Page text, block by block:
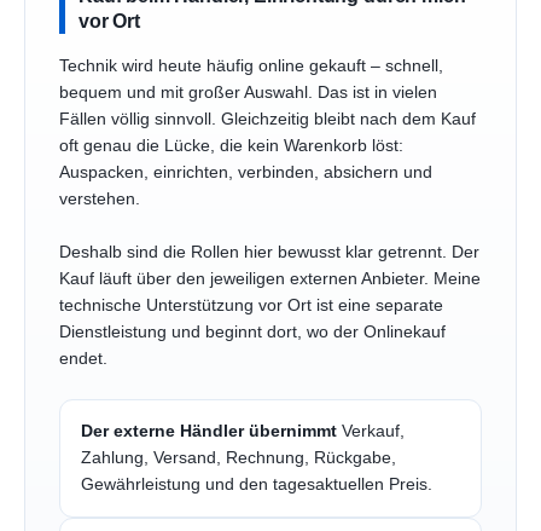
vor Ort
Technik wird heute häufig online gekauft – schnell,
bequem und mit großer Auswahl. Das ist in vielen
Fällen völlig sinnvoll. Gleichzeitig bleibt nach dem Kauf
oft genau die Lücke, die kein Warenkorb löst:
Auspacken, einrichten, verbinden, absichern und
verstehen.
Deshalb sind die Rollen hier bewusst klar getrennt. Der
Kauf läuft über den jeweiligen externen Anbieter. Meine
technische Unterstützung vor Ort ist eine separate
Dienstleistung und beginnt dort, wo der Onlinekauf
endet.
Der externe Händler übernimmt Verkauf,
Zahlung, Versand, Rechnung, Rückgabe,
Gewährleistung und den tagesaktuellen Preis.